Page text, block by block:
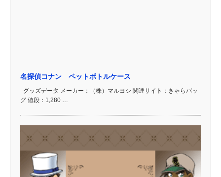
名探偵コナン ペットボトルケース
グッズデータ メーカー：（株）マルヨシ 関連サイト：きゃらバッ
グ 値段：1,280 …